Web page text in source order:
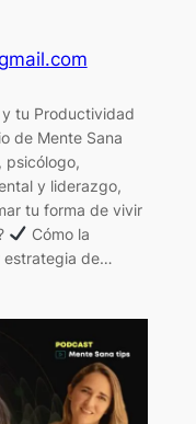
tu Productividad
de Mente Sana
psicólogo,
y liderazgo,
tu forma de vivir
Cómo la
estrategia de…